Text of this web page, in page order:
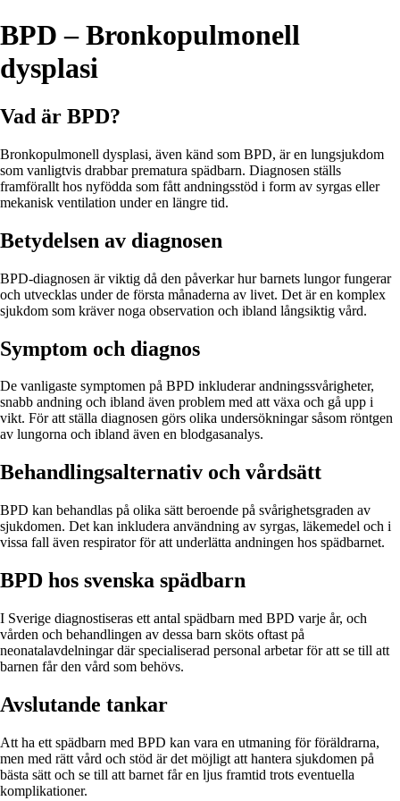
BPD – Bronkopulmonell
dysplasi
Vad är BPD?
Bronkopulmonell dysplasi, även känd som BPD, är en lungsjukdom
som vanligtvis drabbar prematura spädbarn. Diagnosen ställs
framförallt hos nyfödda som fått andningsstöd i form av syrgas eller
mekanisk ventilation under en längre tid.
Betydelsen av diagnosen
BPD-diagnosen är viktig då den påverkar hur barnets lungor fungerar
och utvecklas under de första månaderna av livet. Det är en komplex
sjukdom som kräver noga observation och ibland långsiktig vård.
Symptom och diagnos
De vanligaste symptomen på BPD inkluderar andningssvårigheter,
snabb andning och ibland även problem med att växa och gå upp i
vikt. För att ställa diagnosen görs olika undersökningar såsom röntgen
av lungorna och ibland även en blodgasanalys.
Behandlingsalternativ och vårdsätt
BPD kan behandlas på olika sätt beroende på svårighetsgraden av
sjukdomen. Det kan inkludera användning av syrgas, läkemedel och i
vissa fall även respirator för att underlätta andningen hos spädbarnet.
BPD hos svenska spädbarn
I Sverige diagnostiseras ett antal spädbarn med BPD varje år, och
vården och behandlingen av dessa barn sköts oftast på
neonatalavdelningar där specialiserad personal arbetar för att se till att
barnen får den vård som behövs.
Avslutande tankar
Att ha ett spädbarn med BPD kan vara en utmaning för föräldrarna,
men med rätt vård och stöd är det möjligt att hantera sjukdomen på
bästa sätt och se till att barnet får en ljus framtid trots eventuella
komplikationer.